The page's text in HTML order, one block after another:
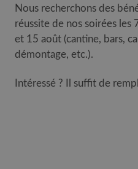
Nous recherchons des
réussite de nos soirées les
et 15 août (cantine, bars,
démontage, etc.).
Intéressé ? Il suffit de